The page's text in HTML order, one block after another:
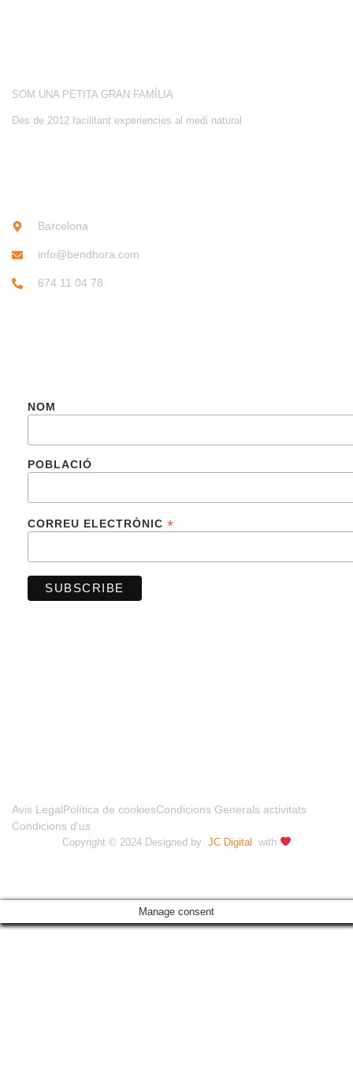
SOM UNA PETITA GRAN FAMÍLIA
Des de 2012 facilitant experiencies al medi natural
Barcelona
info@bendhora.com
674 11 04 78
NOM
POBLACIÓ
CORREU ELECTRÒNIC *
Copyright © 2024 Designed by JC Digital with
Avis LegalPolítica de cookiesCondicions Generals activitats
Condicions d'us
Manage consent